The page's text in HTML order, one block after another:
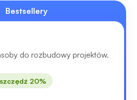
Bestsellery
do rozbudowy projektów.
20%